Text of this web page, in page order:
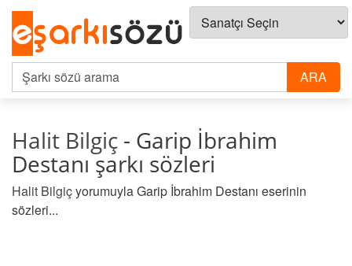
Halit Bilgiç - Garip İbrahim
Destanı şarkı sözleri
Halit Bilgiçyorumuyla Garip İbrahim Destanı eserinin
sözleri...